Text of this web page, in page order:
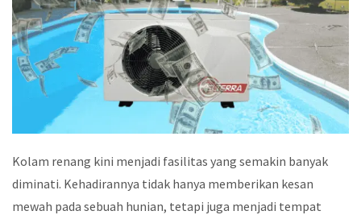
Kolam renang kini menjadi fasilitas yang semakin banyak
diminati. Kehadirannya tidak hanya memberikan kesan
mewah pada sebuah hunian, tetapi juga menjadi tempat